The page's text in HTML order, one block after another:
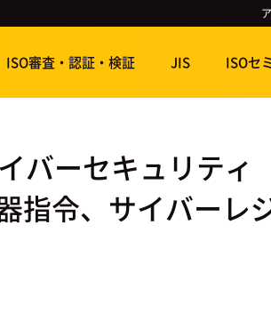
ISO審査・認証・検証 JIS ISOセ
バーセキュリティ
指令、サイバー